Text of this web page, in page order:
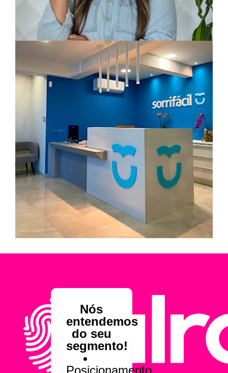
Nós
entendemos
do seu
segmento!